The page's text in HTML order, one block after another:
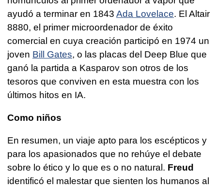
ayudó a terminar en 1843 Ada Lovelace. El Altair
8880, el primer microordenador de éxito
comercial en cuya creación participó en 1974 un
joven Bill Gates, o las placas del Deep Blue que
ganó la partida a Kasparov son otros de los
tesoros que conviven en esta muestra con los
últimos hitos en IA.
Como niños
En resumen, un viaje apto para los escépticos y
para los apasionados que no rehúye el debate
sobre lo ético y lo que es o no natural. Freud
identificó el malestar que sienten los humanos al